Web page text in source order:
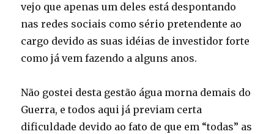
vejo que apenas um deles está despontando
nas redes sociais como sério pretendente ao
cargo devido as suas idéias de investidor forte
como já vem fazendo a alguns anos.
Não gostei desta gestão água morna demais do
Guerra, e todos aqui já previam certa
dificuldade devido ao fato de que em “todas” as